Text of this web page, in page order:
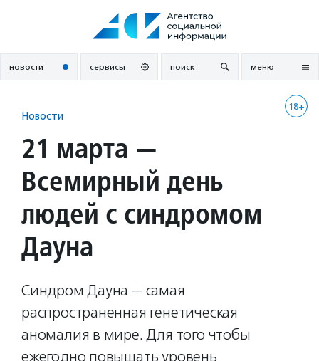
новости сервисы поиск меню
18+
Новости
21 марта —
Всемирный день
людей с синдромом
Дауна
Синдром Дауна — самая
распространенная генетическая
аномалия в мире. Для того чтобы
ежегодно повышать уровень